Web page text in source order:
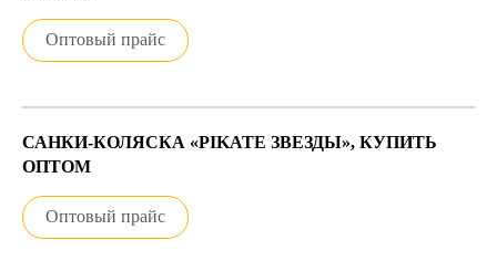
Оптовый прайс
САНКИ-КОЛЯСКА «PIKATE ЗВЕЗДЫ», КУПИТЬ
ОПТОМ
Оптовый прайс